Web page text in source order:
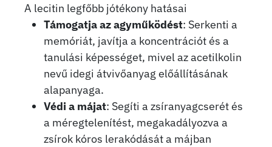
A lecitin legfőbb jótékony hatásai
Támogatja az agyműködést: Serkenti a
memóriát, javítja a koncentrációt és a
tanulási képességet, mivel az acetilkolin
nevű idegi átvivőanyag előállításának
alapanyaga.
Védi a májat: Segíti a zsíranyagcserét és
a méregtelenítést, megakadályozva a
zsírok kóros lerakódását a májban